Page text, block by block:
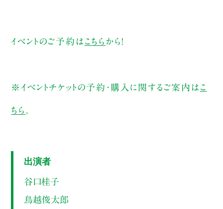
イベントのご予約は こちら から！
※イベントチケットの予約・購入に関するご案内は こ
ちら
出演者
谷口桂子
鳥越俊太郎